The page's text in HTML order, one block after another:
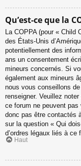
Qu’est-ce que la
La COPPA (pour «
des États-Unis
potentiellement des
ans un consentement
mineurs concernés. Si
également aux mineurs
nous vous conseillons
renseigner. Veuillez
ce forum ne peuvent pas
donc pas être contactés
sur la question « Qui
d’ordres légaux liés à ce
Haut